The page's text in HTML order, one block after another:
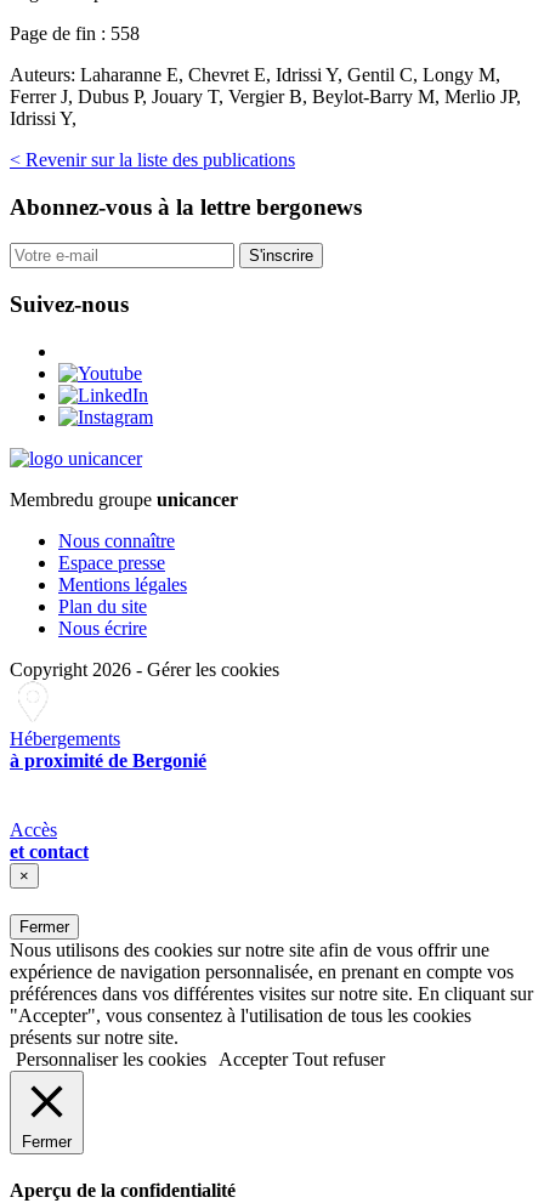
Page de fin : 558
Auteurs: Laharanne E, Chevret E, Idrissi Y, Gentil C, Longy M,
Ferrer J, Dubus P, Jouary T, Vergier B, Beylot-Barry M, Merlio JP,
Idrissi Y,
< Revenir sur la liste des publications
Abonnez-vous à la lettre bergonews
S'inscrire
Suivez-nous
Membredu groupe unicancer
Nous connaître
Espace presse
Mentions légales
Plan du site
Nous écrire
Copyright 2026 - Gérer les cookies
Hébergements
à proximité de Bergonié
Accès
et contact
×
Fermer
Nous utilisons des cookies sur notre site afin de vous offrir une
expérience de navigation personnalisée, en prenant en compte vos
préférences dans vos différentes visites sur notre site. En cliquant sur
"Accepter", vous consentez à l'utilisation de tous les cookies
présents sur notre site.
Personnaliser les cookies
Accepter Tout refuser
Fermer
Aperçu de la confidentialité